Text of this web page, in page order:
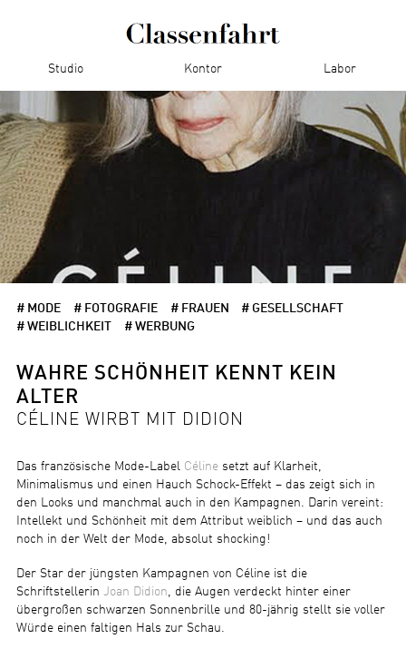
Studio Kontor Labor
# MODE # FOTOGRAFIE # FRAUEN
# GESELLSCHAFT
# WEIBLICHKEIT
# WERBUNG
WAHRE SCHÖNHEIT KENNT KEIN
ALTER
CÉLINE WIRBT MIT DIDION
Das französische Mode-Label Céline setzt auf Klarheit,
Minimalismus und einen Hauch Schock-Effekt – das zeigt sich in
den Looks und manchmal auch in den Kampagnen. Darin vereint:
Intellekt und Schönheit mit dem Attribut weiblich – und das auch
noch in der Welt der Mode, absolut shocking!
Der Star der jüngsten Kampagnen von Céline ist die
Schriftstellerin Joan Didion , die Augen verdeckt hinter einer
übergroßen schwarzen Sonnenbrille und 80-jährig stellt sie voller
Würde einen faltigen Hals zur Schau.